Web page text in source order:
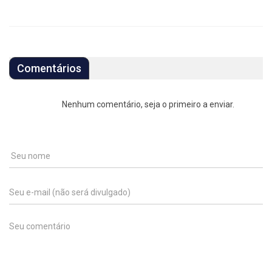
Comentários
Nenhum comentário, seja o primeiro a enviar.